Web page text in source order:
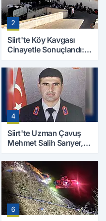
2
Siirt'te Köy Kavgası
Cinayetle Sonuçlandı:
Kaybetti
4
Siirt'te Uzman Çavuş
Mehmet Salih Sarıyer,
6